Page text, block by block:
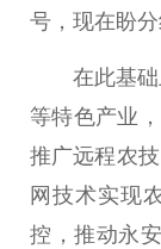
号，现在盼分
在此基
等特色产业
推广远程农
网技术实现
控，推动永